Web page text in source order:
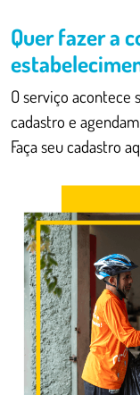
Quer fazer a
O serviço acontece
cadastro e
Faça seu cadastro